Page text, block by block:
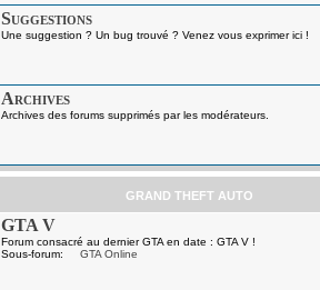
Suggestions
Une suggestion ? Un bug trouvé ? Venez vous exprimer ici !
Archives
Archives des forums supprimés par les modérateurs.
GRAND THEFT AUTO
GTA V
Forum consacré au dernier GTA en date : GTA V !
Sous-forum:
GTA Online